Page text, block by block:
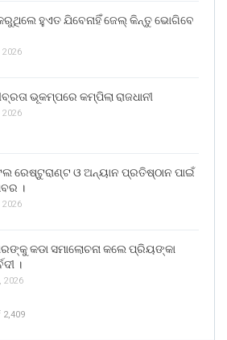
ହୁଏତ ଯିବେନାହିଁ ଜେଲ୍ କିନ୍ତୁ ଭୋଗିବେ
2026
ଭୂକମ୍ପରେ କମ୍ପିଲା ରାଜଧାନୀ
2026
ରେଷ୍ଟୁରାଣ୍ଟ ଓ ଅନ୍ୟାନ ପ୍ରତିଷ୍ଠାନ ପାଇଁ
।
2026
କଡା ସମାଲୋଚନା କଲେ ପ୍ରିୟଙ୍କା
।
2026
2,409